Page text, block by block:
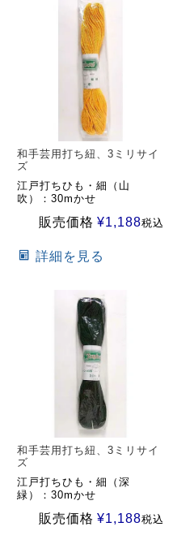
和手芸用打ち紐、3ミリサイ
ズ
江戸打ちひも・細（山
吹）：30mかせ
販売価格 ¥1,188税込
詳細を見る
和手芸用打ち紐、3ミリサイ
ズ
江戸打ちひも・細（深
緑）：30mかせ
販売価格 ¥1,188税込